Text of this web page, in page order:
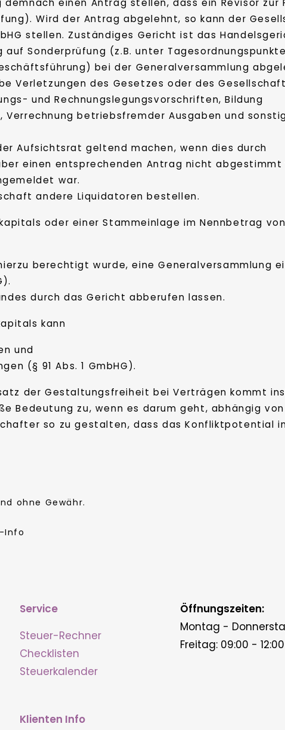
einen Antrag stellen, dass ein Revisor zur
Wird der Antrag abgelehnt, so kann der
stellen. Zuständiges Gericht ist das
Sonderprüfung (z.B. unter
bei der Generalversammlung
Verletzungen des Gesetzes oder des
und Rechnungslegungsvorschriften, Bildung
Verrechnung betriebsfremder Ausgaben und
Aufsichtsrat geltend machen, wenn dies durch
einen entsprechenden Antrag nicht abgestimmt
war.
andere Liquidatoren bestellen.
oder einer Stammeinlage im Nennbetrag
berechtigt wurde, eine Generalversammlung
durch das Gericht abberufen lassen.
kann
und
(§ 91 Abs. 1 GmbHG).
der Gestaltungsfreiheit bei Verträgen kommt
Bedeutung zu, wenn es darum geht, abhängig
so zu gestalten, dass das Konfliktpotential
ohne Gewähr.
Info
Service
Steuer-Rechner
Checklisten
Steuerkalender
Klienten Info
Öffnungszeiten:
Montag -
Freitag: 09:00 - 12:00